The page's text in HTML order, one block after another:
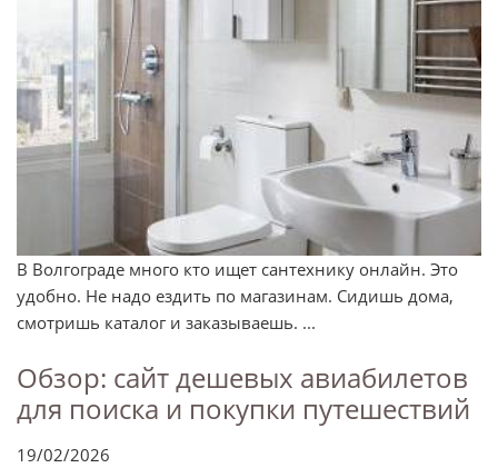
В Волгограде много кто ищет сантехнику онлайн. Это
удобно. Не надо ездить по магазинам. Сидишь дома,
смотришь каталог и заказываешь. ...
Обзор: сайт дешевых авиабилетов
для поиска и покупки путешествий
19/02/2026